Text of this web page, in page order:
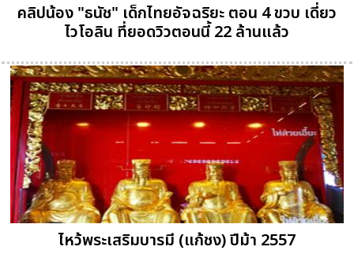
คลิปน้อง "ธนัช" เด็กไทยอัจฉริยะ ตอน 4 ขวบ เดี่ยว
ไวโอลิน ที่ยอดวิวตอนนี้ 22 ล้านแล้ว
ไหว้พระเสริมบารมี (แก้ชง) ปีม้า 2557